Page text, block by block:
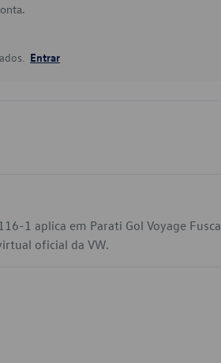
Entrar
1 aplica em Parati Gol Voyage Fusca
oficial da VW.